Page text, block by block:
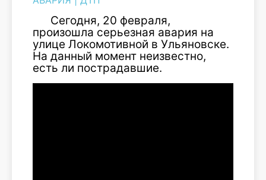
Сегодня, 20 февраля,
произошла серьезная авария на
улице Локомотивной в Ульяновске.
На данный момент неизвестно,
есть ли пострадавшие.